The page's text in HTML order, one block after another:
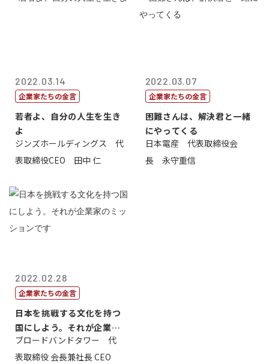
2022.03.14
企業家たちの金言
若者よ、自分の人生を生き
よ
ジンズホールディングス 代
表取締役CEO 田中 仁
2022.03.07
企業家たちの金言
困難さんは、解決君と一緒
にやってくる
日本電産 代表取締役会
長 永守重信
2022.02.28
企業家たちの金言
日本を挑戦する文化を持つ
国にしよう。それが企業家
のミッション...
ブロードバンドタワー 代
表取締役 会長兼社長 CEO